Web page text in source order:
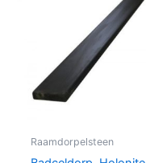
Raamdorpelsteen